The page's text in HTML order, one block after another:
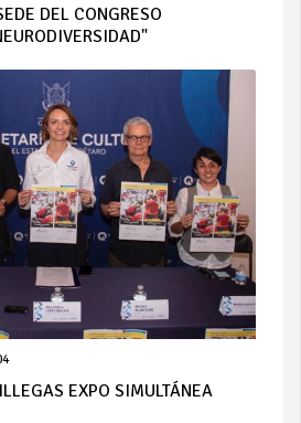
DEL CONGRESO
EXPO SIMULTÁNEA